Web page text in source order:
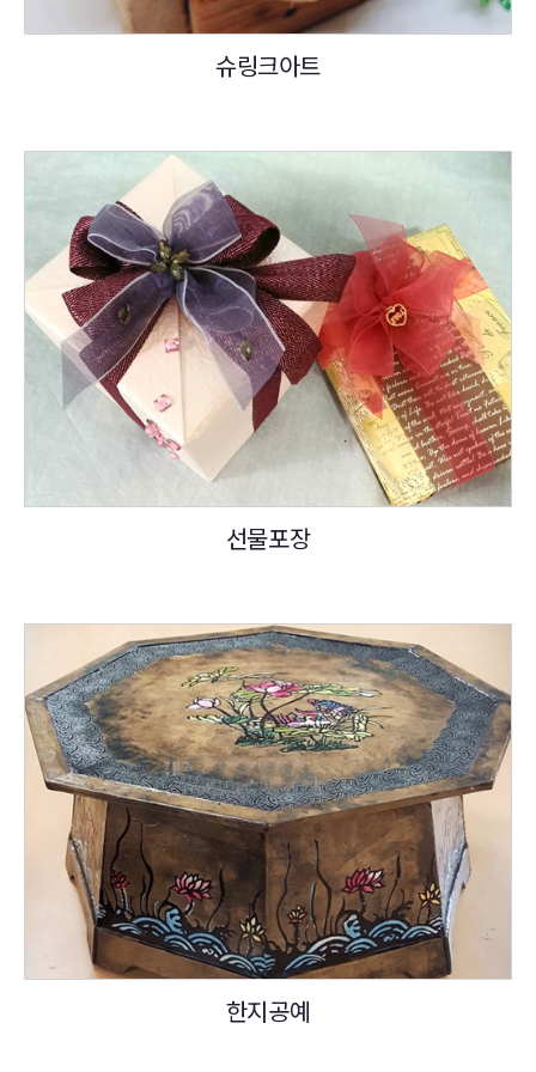
슈링크아트
선물포장
한지공예